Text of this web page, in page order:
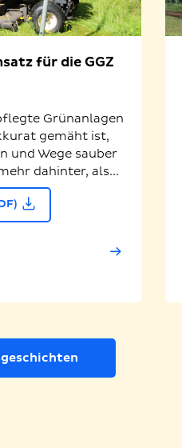
für die GGZ
Grünanlagen
gemäht ist,
und Wege sauber
dahinter, als...